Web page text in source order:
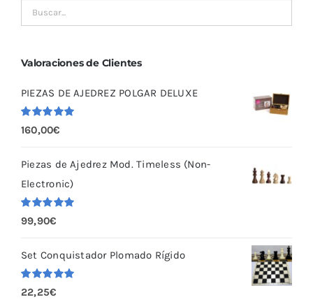
Valoraciones de Clientes
PIEZAS DE AJEDREZ POLGAR DELUXE
Valorado
con 5.00
160,00€
Piezas de Ajedrez Mod. Timeless (Non-
Electronic)
Valorado
con 5.00
99,90€
Set Conquistador Plomado Rígido
Valorado
con
5.00
22,25€